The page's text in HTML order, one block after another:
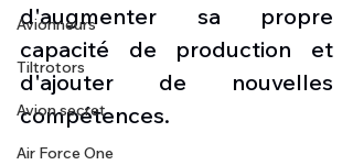
Avionneurs
Tiltrotors
Avion secret
Air Force One
d'augmenter sa propre
capacité de production et
d'ajouter de nouvelles
compétences.